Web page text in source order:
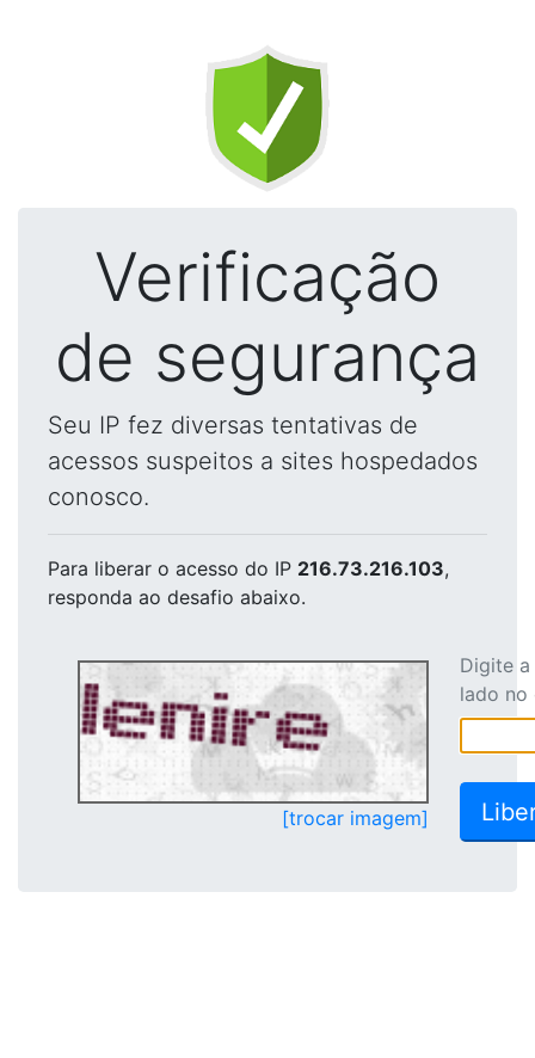
Verificação
de segurança
Seu IP fez diversas tentativas de
acessos suspeitos a sites hospedados
conosco.
Para liberar o acesso do IP 216.73.216.103,
responda ao desafio abaixo.
[trocar imagem]
Digite
lado no